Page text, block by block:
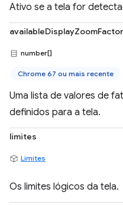
Ativo se a tela for
number[]
Chrome 67 ou mais recente
Uma lista de valores de
definidos para a tela.
limites
Limites
Os limites lógicos da tela.